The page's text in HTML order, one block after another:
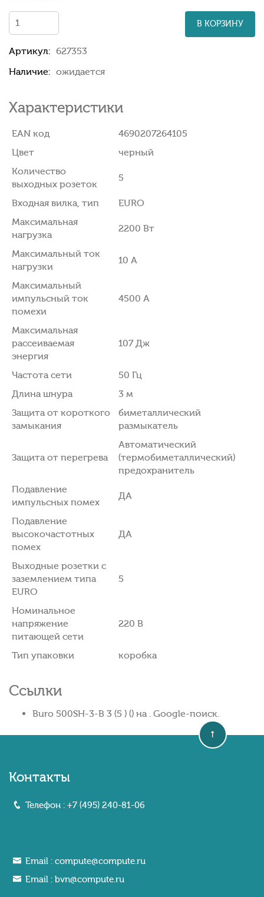
В КОРЗИНУ
Артикул: 627353
Наличие: ожидается
Характеристики
EAN код
4690207264105
Цвет
черный
Количество
выходных розеток
5
Входная вилка, тип
EURO
Максимальная
нагрузка
2200 Вт
Максимальный ток
нагрузки
10 A
Максимальный
импульсный ток
помехи
4500 A
Максимальная
рассеиваемая
энергия
107 Дж
Частота сети
50 Гц
Длина шнура
3 м
Защита от короткого
замыкания
биметаллический
размыкатель
Защита от перегрева
Автоматический
(термобиметаллический)
предохранитель
Подавление
импульсных помех
ДА
Подавление
высокочастотных
помех
ДА
Выходные розетки с
заземлением типа
EURO
5
Номинальное
напряжение
питающей сети
220 В
Тип упаковки коробка
Ссылки
Buro 500SH-3-B 3 (5 ) () на . Google-поиск.
Контакты
Телефон : +7 (495) 240-81-06
Email : compute@compute.ru
Email : bvn@compute.ru